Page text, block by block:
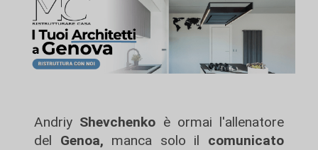
Andriy Shevchenko è ormai l'allenatore
del Genoa, manca solo il comunicato